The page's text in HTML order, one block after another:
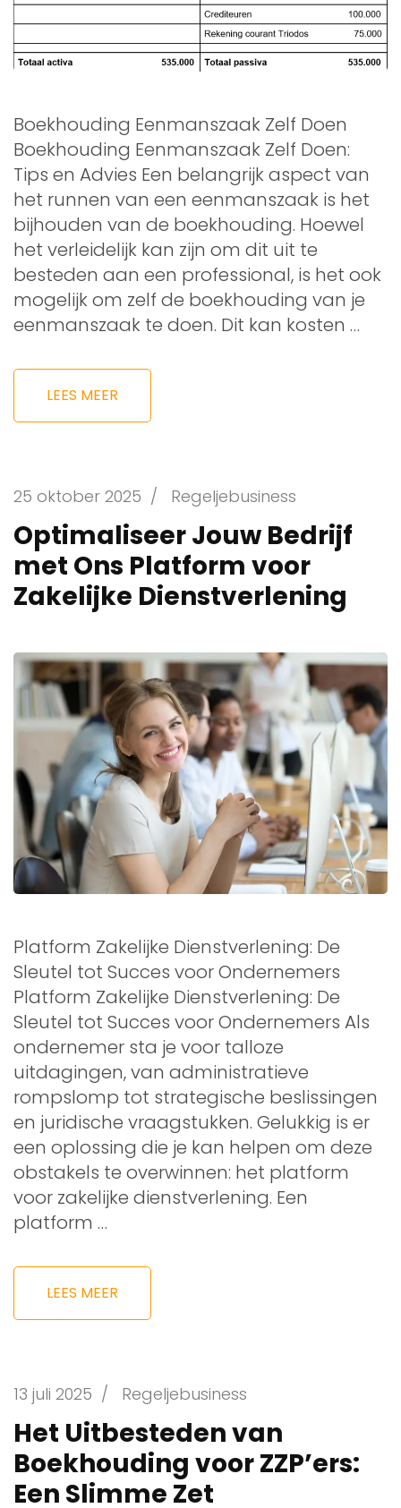
Boekhouding Eenmanszaak Zelf Doen
Boekhouding Eenmanszaak Zelf Doen:
Tips en Advies Een belangrijk aspect van
het runnen van een eenmanszaak is het
bijhouden van de boekhouding. Hoewel
het verleidelijk kan zijn om dit uit te
besteden aan een professional, is het ook
mogelijk om zelf de boekhouding van je
eenmanszaak te doen. Dit kan kosten …
LEES MEER
25 oktober 2025 / Regeljebusiness
Optimaliseer Jouw Bedrijf
met Ons Platform voor
Zakelijke Dienstverlening
Platform Zakelijke Dienstverlening: De
Sleutel tot Succes voor Ondernemers
Platform Zakelijke Dienstverlening: De
Sleutel tot Succes voor Ondernemers Als
ondernemer sta je voor talloze
uitdagingen, van administratieve
rompslomp tot strategische beslissingen
en juridische vraagstukken. Gelukkig is er
een oplossing die je kan helpen om deze
obstakels te overwinnen: het platform
voor zakelijke dienstverlening. Een
platform …
LEES MEER
13 juli 2025 / Regeljebusiness
Het Uitbesteden van
Boekhouding voor ZZP’ers:
Een Slimme Zet